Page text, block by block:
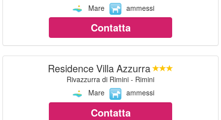
Mare
ammessi
Contatta
Residence Villa Azzurra
Rivazzurra di Rimini - Rimini
Mare
ammessi
Contatta